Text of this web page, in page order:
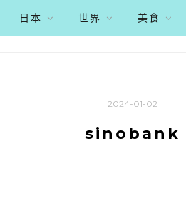
日本 世界 美食
2024-01-02
sinobank